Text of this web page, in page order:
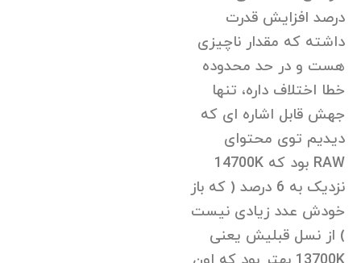
درصد افزایش قدرت
داشته که مقدار ناچیزی
هست و در حد محدوده
خطا اختلاف داره، تنها
جهش قابل اشاره ای که
دیدیم توی محتوای
RAW بود که 14700K
نزدیک به 6 درصد ( که باز
خودش عدد زیادی نیست
) از نسل قبلیش یعنی